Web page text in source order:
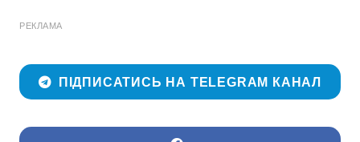
РЕКЛАМА
ПІДПИСАТИСЬ НА TELEGRAM КАНАЛ